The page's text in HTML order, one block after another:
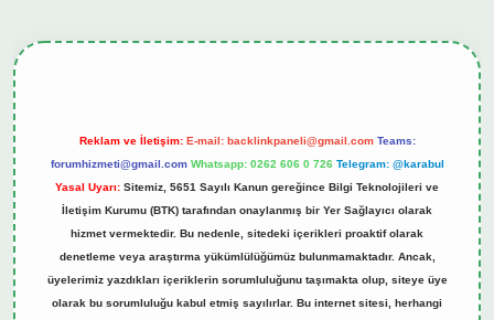
Reklam ve İletişim: E-mail: backlinkpaneli@gmail.com Teams:
forumhizmeti@gmail.com Whatsapp: 0262 606 0 726 Telegram: @karabul
Yasal Uyarı: Sitemiz, 5651 Sayılı Kanun gereğince Bilgi Teknolojileri ve
İletişim Kurumu (BTK) tarafından onaylanmış bir Yer Sağlayıcı olarak
hizmet vermektedir. Bu nedenle, sitedeki içerikleri proaktif olarak
denetleme veya araştırma yükümlülüğümüz bulunmamaktadır. Ancak,
üyelerimiz yazdıkları içeriklerin sorumluluğunu taşımakta olup, siteye üye
olarak bu sorumluluğu kabul etmiş sayılırlar. Bu internet sitesi, herhangi